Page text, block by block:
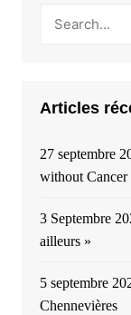
Articles
27 septembre
without Cancer
3 Septembre
ailleurs »
5 septembre
Chennevières